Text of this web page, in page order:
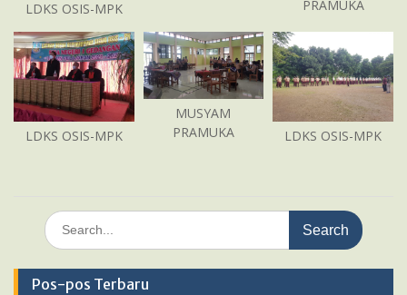
LDKS OSIS-MPK
PRAMUKA
LDKS OSIS-MPK
MUSYAM
PRAMUKA
LDKS OSIS-MPK
Search
for:
Pos-pos Terbaru